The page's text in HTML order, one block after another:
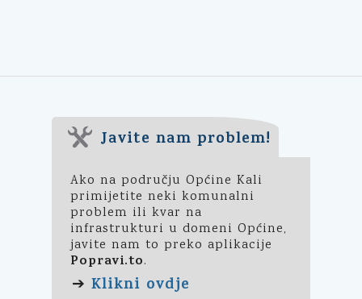
Javite nam problem!
Ako na području Općine Kali
primijetite neki komunalni
problem ili kvar na
infrastrukturi u domeni Općine,
javite nam to preko aplikacije
Popravi.to.
➔ Klikni ovdje